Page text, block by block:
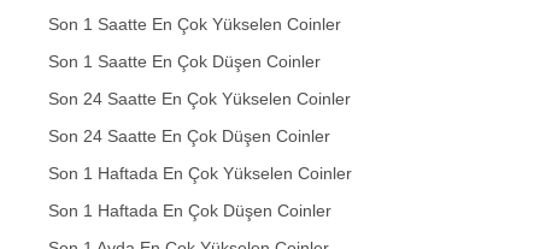
Son 1 Saatte En Çok Yükselen Coinler
Son 1 Saatte En Çok Düşen Coinler
Son 24 Saatte En Çok Yükselen Coinler
Son 24 Saatte En Çok Düşen Coinler
Son 1 Haftada En Çok Yükselen Coinler
Son 1 Haftada En Çok Düşen Coinler